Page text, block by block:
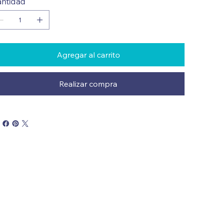
Agregar al carrito
Realizar compra